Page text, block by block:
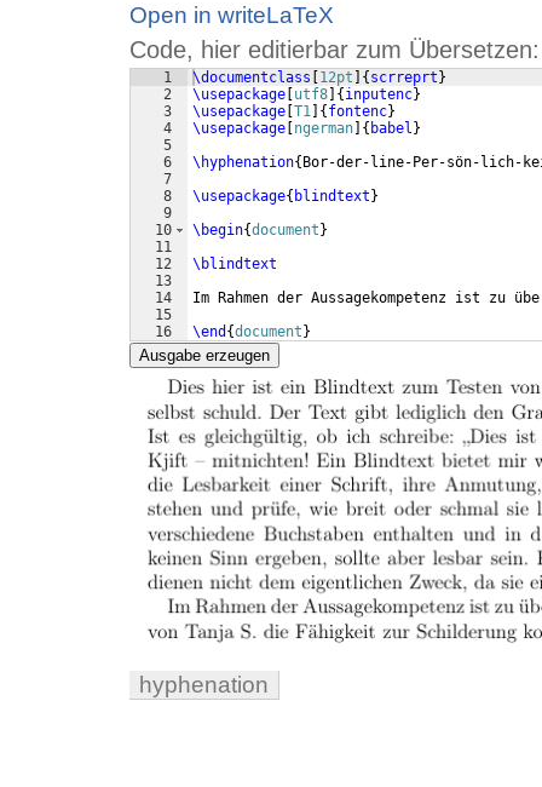
Open in writeLaTeX
Code, hier editierbar zum Übersetzen:
1
2
3
4
5
6
7
8
9
10
11
12
13
14
15
16
\documentclass 12pt { scrreprt }
\usepackage utf8 { inputenc}
\usepackage T1 { fontenc}
\usepackage ngerman { babel }
\hyphenation{ Bor-der-line-Per-sön-lich-
\usepackage{ blindtext }
\begin{document }
\blindtext
Im Rahmen der Aussagekompetenz ist
\end {document }
Ausgabe erzeugen
hyphenation